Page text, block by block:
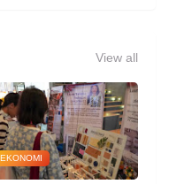
View all
EKONOMI